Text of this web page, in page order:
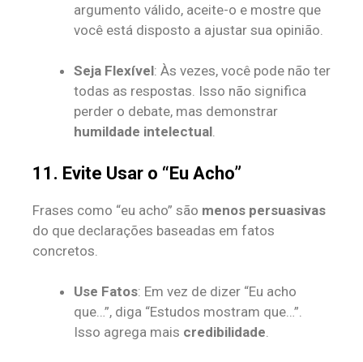
argumento válido, aceite-o e mostre que
você está disposto a ajustar sua opinião.
Seja Flexível: Às vezes, você pode não ter
todas as respostas. Isso não significa
perder o debate, mas demonstrar
humildade intelectual.
11. Evite Usar o “Eu Acho”
Frases como “eu acho” são menos persuasivas
do que declarações baseadas em fatos
concretos.
Use Fatos: Em vez de dizer “Eu acho
que…”, diga “Estudos mostram que…”.
Isso agrega mais credibilidade.